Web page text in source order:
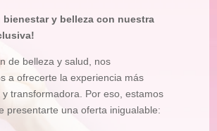
bienestar y belleza con nuestra
de belleza y salud, nos
a ofrecerte la experiencia más
transformadora. Por eso, estamos
presentarte una oferta inigualable: